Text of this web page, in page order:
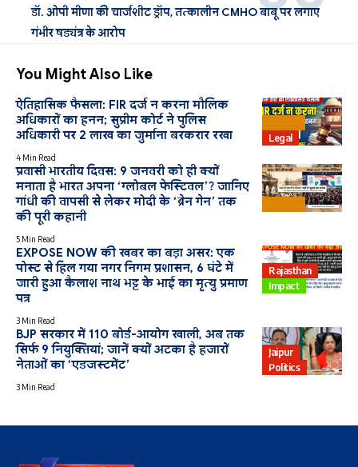
डॉ. ओपी मीणा की चार्जशीट ड्रॉप, तत्कालीन CMHO बाबू पर लगाए
गंभीर षड्यंत्र के आरोप
You Might Also Like
Legal
ऐतिहासिक फैसला: FIR दर्ज न करना मौलिक
अधिकारों का हनन; सुप्रीम कोर्ट ने पुलिस
अधिकारी पर 2 लाख का जुर्माना बरकरार रखा
4 Min Read
प्रवासी भारतीय दिवस: 9 जनवरी को ही क्यों
मनाता है भारत अपना ‘ग्लोबल फेस्टिवल’? जानिए
गांधी की वापसी से लेकर मोदी के ‘ब्रेन गेन’ तक
की पूरी कहानी
5 Min Read
Rajasthan
Impact
EXPOSE NOW की खबर का बड़ा असर: एक
पोस्ट से हिल गया नगर निगम प्रशासन, 6 घंटे में
जारी हुआ कैलाश नाथ भट्ट के भाई का मृत्यु प्रमाण
पत्र
3 Min Read
Jaipur
Politics
BJP सरकार में 110 बोर्ड-आयोग खाली, अब तक
सिर्फ 9 नियुक्तियां; जानें क्यों अटका है हजारों
नेताओं का ‘एडजस्टमेंट’
3 Min Read